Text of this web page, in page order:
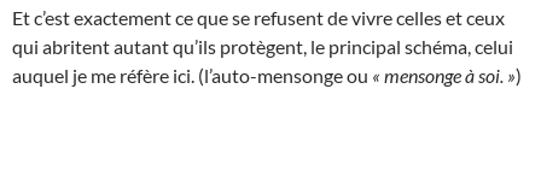
Et c’est exactement ce que se refusent de vivre celles et ceux
qui abritent autant qu’ils protègent, le principal schéma, celui
auquel je me réfère ici. (l’auto-mensonge ou « mensonge à soi. »)